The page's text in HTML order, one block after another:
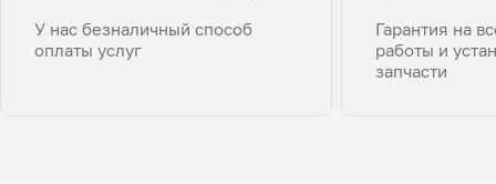
У нас безналичный способ
оплаты услуг
Гарантия на
работы и
запчасти